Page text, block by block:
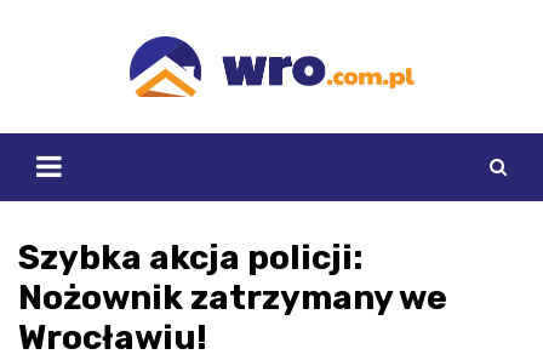
Szybka akcja policji:
Nożownik zatrzymany we
Wrocławiu!